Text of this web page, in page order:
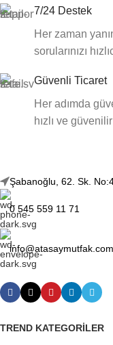
7/24 Destek
Her zaman
sorularınızı
Güvenli Ticaret
Her adımda
hızlı ve
Şabanoğlu, 62. Sk.
0 545 559 11 71
info@atasaymutfak.com
TREND KATEGORILER